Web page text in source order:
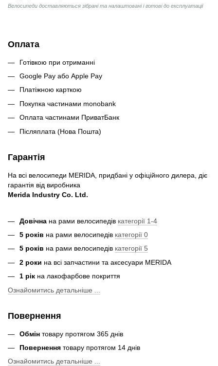
Велосипеди доставляються зібрані та налаштовані і готові до експлуатації
Оплата
Готівкою при отриманні
Google Pay або Apple Pay
Платіжною карткою
Покупка частинами monobank
Оплата частинами ПриватБанк
Післяплата (Нова Пошта)
Гарантія
На всі велосипеди MERIDA, придбані у офіційного дилера, діє
гарантія від виробника
Merida Industry Co. Ltd.
Довічна на рами велосипедів категорії 1-4
5 років на рами велосипедів категорії 0
5 років на рами велосипедів категорії 5
2 роки на всі запчастини та аксесуари MERIDA
1 рік на лакофарбове покриття
Ознайомитись детальніше ...
Повернення
Обмін товару протягом 365 днів
Повернення товару протягом 14 днів
Ознайомитись детальніше ...